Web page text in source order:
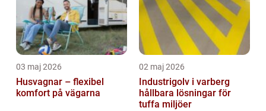
03 maj 2026
Husvagnar – flexibel
komfort på vägarna
02 maj 2026
Industrigolv i varberg
hållbara lösningar för
tuffa miljöer